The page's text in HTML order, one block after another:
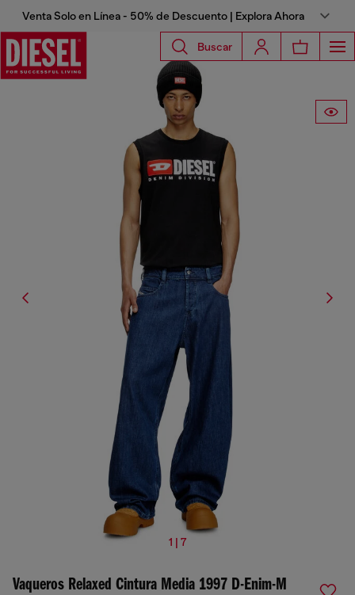
Venta Solo en Línea - 50% de Descuento | Explora Ahora
Buscar
1 | 7
Vaqueros Relaxed Cintura Media 1997 D-Enim-M